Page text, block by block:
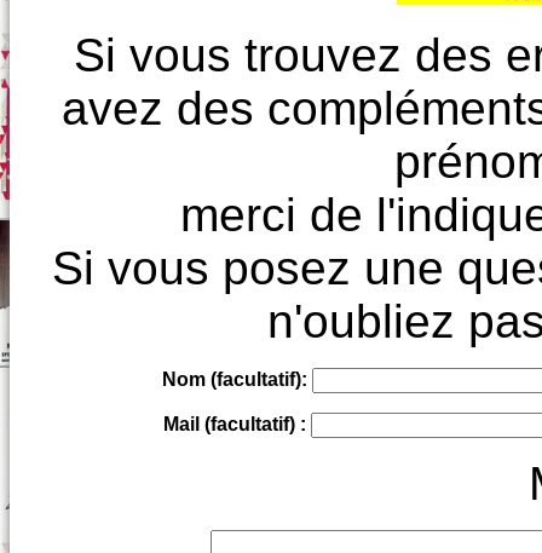
Si vous trouvez des
avez des
merci de
Si vous posez une
n'oubliez
Nom (facultatif):
Mail (facultatif) :